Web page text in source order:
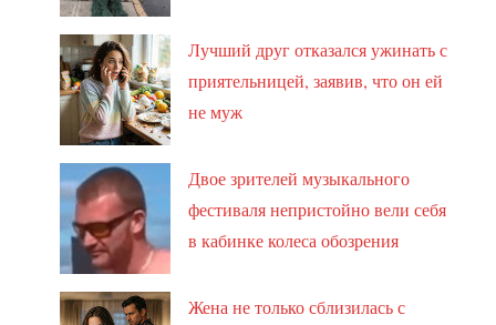
Лучший друг отказался ужинать с
приятельницей, заявив, что он ей
не муж
Двое зрителей музыкального
фестиваля непристойно вели себя
в кабинке колеса обозрения
Жена не только сблизилась с